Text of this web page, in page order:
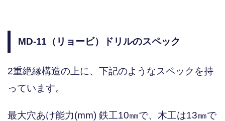
MD-11（リョービ）ドリルのスペック
2重絶縁構造の上に、下記のようなスペックを持
っています。
最大穴あけ能力(mm) 鉄工10㎜で、木工は13㎜で